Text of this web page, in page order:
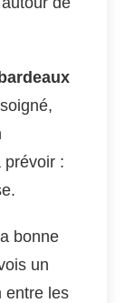
bardeaux
prévoir :
bonne
un
entre les